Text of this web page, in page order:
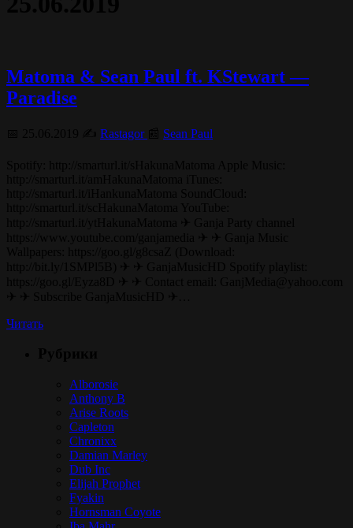
Matoma & Sean Paul ft. KStewart —
Paradise
Rastagor Sean Paul
Читать
Alborosie
Anthony B
Arise Roots
Capleton
Chronixx
Damian Marley
Dub Inc
Elijah Prophet
Fyakin
Hornsman Coyote